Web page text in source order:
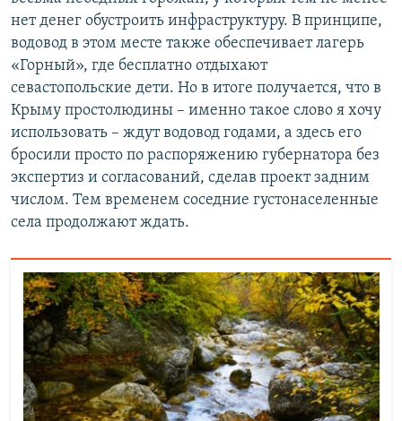
нет денег обустроить инфраструктуру. В принципе,
водовод в этом месте также обеспечивает лагерь
«Горный», где бесплатно отдыхают
севастопольские дети. Но в итоге получается, что в
Крыму простолюдины – именно такое слово я хочу
использовать – ждут водовод годами, а здесь его
бросили просто по распоряжению губернатора без
экспертиз и согласований, сделав проект задним
числом. Тем временем соседние густонаселенные
села продолжают ждать.